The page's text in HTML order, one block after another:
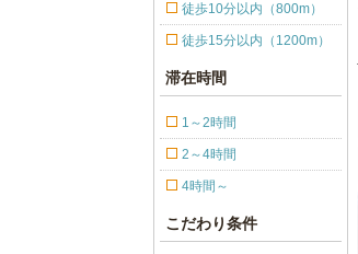
徒歩10分以内（800m）
徒歩15分以内（1200m）
滞在時間
1～2時間
2～4時間
4時間～
こだわり条件